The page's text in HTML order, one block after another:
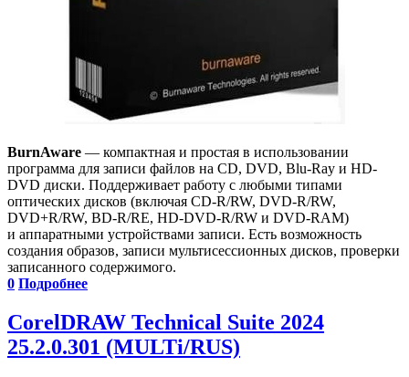
BurnAware — компактная и простая в использовании
программа для записи файлов на CD, DVD, Blu-Ray и HD-
DVD диски. Поддерживает работу с любыми типами
оптических дисков (включая CD-R/RW, DVD-R/RW,
DVD+R/RW, BD-R/RE, HD-DVD-R/RW и DVD-RAM)
и аппаратными устройствами записи. Есть возможность
создания образов, записи мультисессионных дисков, проверки
записанного содержимого.
0 Подробнее
CorelDRAW Technical Suite 2024
25.2.0.301 (MULTi/RUS)